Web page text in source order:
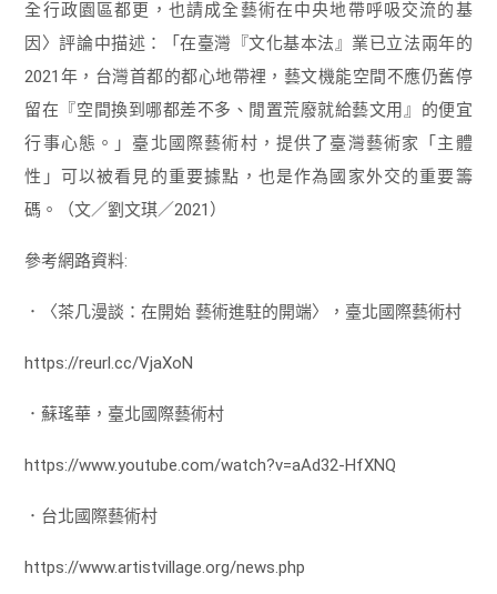
全行政園區都更，也請成全藝術在中央地帶呼吸交流的基
因〉評論中描述：「在臺灣『文化基本法』業已立法兩年的
2021年，台灣首都的都心地帶裡，藝文機能空間不應仍舊停
留在『空間換到哪都差不多、閒置荒廢就給藝文用』的便宜
行事心態。」臺北國際藝術村，提供了臺灣藝術家「主體
性」可以被看見的重要據點，也是作為國家外交的重要籌
碼。（文／劉文琪／2021）
參考網路資料:
．〈茶几漫談：在開始 藝術進駐的開端〉，臺北國際藝術村
https://reurl.cc/VjaXoN
．蘇瑤華，臺北國際藝術村
https://www.youtube.com/watch?v=aAd32-HfXNQ
．台北國際藝術村
https://www.artistvillage.org/news.php